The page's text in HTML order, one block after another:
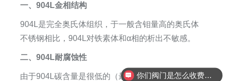
一、904L金相结构
904L是完全奥氏体组织，于一般含钼量高的奥氏体
不锈钢相比，904L对铁素体和α相的析出不敏感。
二、904L耐腐蚀性
由于904L碳含量是很低的（最大0.020%），因此在 你们阀门是怎么收费的呢